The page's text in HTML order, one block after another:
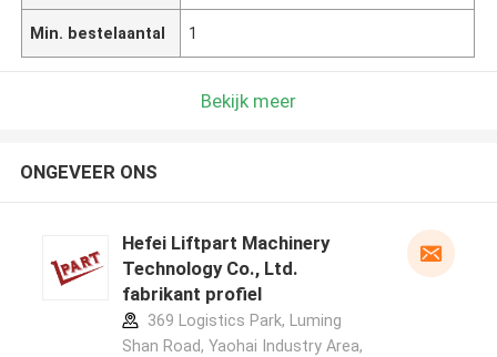
Min. bestelaantal 1
Bekijk meer
ONGEVEER ONS
Hefei Liftpart Machinery
Technology Co., Ltd.
fabrikant profiel
369 Logistics Park, Luming
Shan Road, Yaohai Industry Area,